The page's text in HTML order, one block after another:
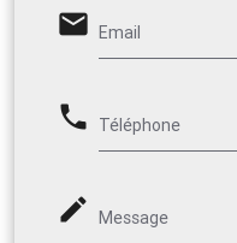
email Email
phone Téléphone
mode_edit Message